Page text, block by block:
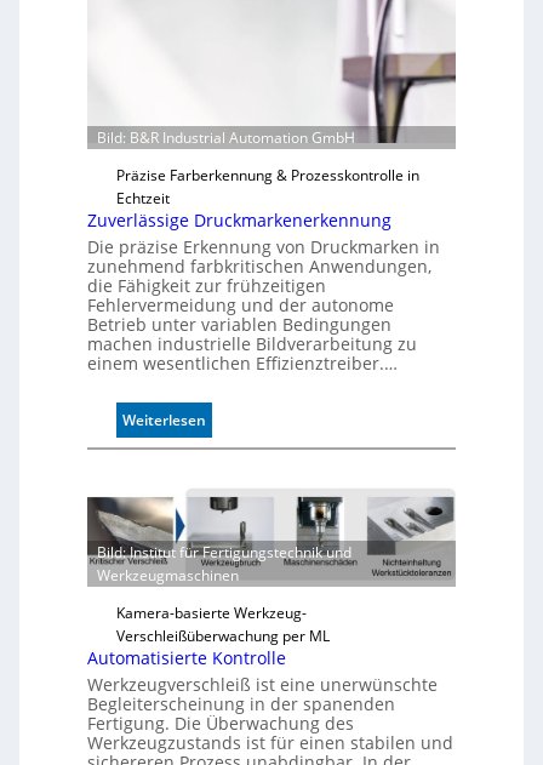
Bild: B&R Industrial Automation GmbH
Präzise Farberkennung & Prozesskontrolle in
Echtzeit
Zuverlässige Druckmarkenerkennung
Die präzise Erkennung von Druckmarken in
zunehmend farbkritischen Anwendungen,
die Fähigkeit zur frühzeitigen
Fehlervermeidung und der autonome
Betrieb unter variablen Bedingungen
machen industrielle Bildverarbeitung zu
einem wesentlichen Effizienztreiber.…
Weiterlesen:
Z
v
e
r
l
ä
i
g
e
D
r
Bild: Institut für Fertigungstechnik und
Werkzeugmaschinen
Kamera-basierte Werkzeug-
Verschleißüberwachung per ML
Automatisierte Kontrolle
Werkzeugverschleiß ist eine unerwünschte
Begleiterscheinung in der spanenden
Fertigung. Die Überwachung des
Werkzeugzustands ist für einen stabilen und